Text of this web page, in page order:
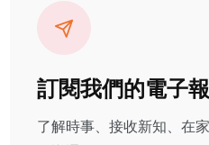
訂閱我們的電子報
了解時事、接收新知、在